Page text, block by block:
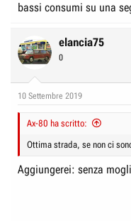
bassi consumi su una
elancia75
0
10 Settembre 2019
Ax-80 ha scritto:
Ottima strada, se non ci
Aggiungerei: senza